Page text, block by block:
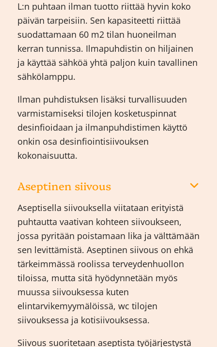
L:n puhtaan ilman tuotto riittää hyvin koko
päivän tarpeisiin. Sen kapasiteetti riittää
suodattamaan 60 m2 tilan huoneilman
kerran tunnissa. Ilmapuhdistin on hiljainen
ja käyttää sähköä yhtä paljon kuin tavallinen
sähkölamppu.
Ilman puhdistuksen lisäksi turvallisuuden
varmistamiseksi tilojen kosketuspinnat
desinfioidaan ja ilmanpuhdistimen käyttö
onkin osa desinfiointisiivouksen
kokonaisuutta.
Aseptinen siivous
Aseptisella siivouksella viitataan erityistä
puhtautta vaativan kohteen siivoukseen,
jossa pyritään poistamaan lika ja välttämään
sen levittämistä. Aseptinen siivous on ehkä
tärkeimmässä roolissa terveydenhuollon
tiloissa, mutta sitä hyödynnetään myös
muussa siivouksessa kuten
elintarvikemyymälöissä, wc tilojen
siivouksessa ja kotisiivouksessa.
Siivous suoritetaan aseptista työjärjestystä